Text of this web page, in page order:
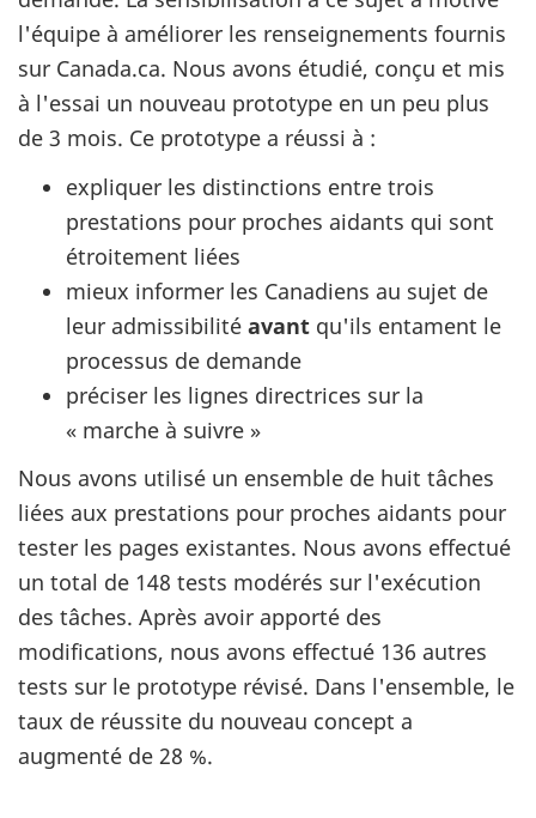
l'équipe à améliorer les renseignements fournis
sur Canada.ca. Nous avons étudié, conçu et mis
à l'essai un nouveau prototype en un peu plus
de 3 mois. Ce prototype a réussi à :
expliquer les distinctions entre trois
prestations pour proches aidants qui sont
étroitement liées
mieux informer les Canadiens au sujet de
leur admissibilité avant qu'ils entament le
processus de demande
préciser les lignes directrices sur la
« marche à suivre »
Nous avons utilisé un ensemble de huit tâches
liées aux prestations pour proches aidants pour
tester les pages existantes. Nous avons effectué
un total de 148 tests modérés sur l'exécution
des tâches. Après avoir apporté des
modifications, nous avons effectué 136 autres
tests sur le prototype révisé. Dans l'ensemble, le
taux de réussite du nouveau concept a
augmenté de 28 %.